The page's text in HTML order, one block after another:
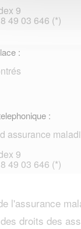
9
49 03 646 (*)
:
:
assurance
9
49 03 646 (*)
l'assurance
droits des